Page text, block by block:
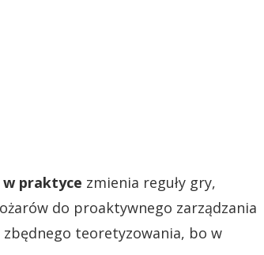
praktyce zmienia reguły gry,
do proaktywnego zarządzania
teoretyzowania, bo w